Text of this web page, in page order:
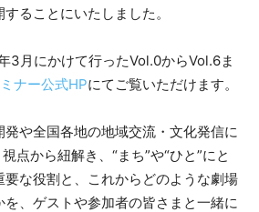
ることにいたしました。
3月にかけて行ったVol.0からVol.6ま
ナー公式HPにてご覧いただけます。
や全国各地の地域交流・文化発信に
点から紐解き、“まち”や“ひと”にと
要な役割と、これからどのような劇場
、ゲストや参加者の皆さまと一緒に